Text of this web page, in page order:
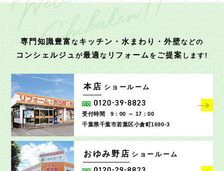
専門知識豊富なキッチン・水まわり・外壁などの
コンシェルジュが最適なリフォームをご提案します!
本店 ショールーム
受付時間
9：00 ～ 17：00
千葉県千葉市若葉区小倉町1690‐3
おゆみ野店 ショールーム